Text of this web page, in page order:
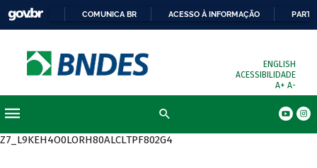
COMUNICA BR ACESSO À INFORMAÇÃO
ENGLISH
ACESSIBILIDADE
A+ A-
Z7_L9KEH4O0LORH80ALCLTPF802G4